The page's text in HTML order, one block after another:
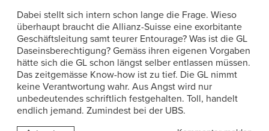
Dabei stellt sich intern schon lange die Frage. Wieso
überhaupt braucht die Allianz-Suisse eine exorbitante
Geschäftsleitung samt teurer Entourage? Was ist die GL
Daseinsberechtigung? Gemäss ihren eigenen Vorgaben
hätte sich die GL schon längst selber entlassen müssen.
Das zeitgemässe Know-how ist zu tief. Die GL nimmt
keine Verantwortung wahr. Aus Angst wird nur
unbedeutendes schriftlich festgehalten. Toll, handelt
endlich jemand. Zumindest bei der UBS.